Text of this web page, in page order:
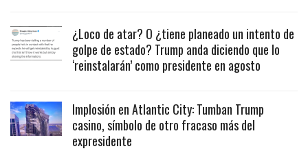
¿Loco de atar? O ¿tiene planeado un intento de
golpe de estado? Trump anda diciendo que lo
‘reinstalarán’ como presidente en agosto
Implosión en Atlantic City: Tumban Trump
casino, símbolo de otro fracaso más del
expresidente